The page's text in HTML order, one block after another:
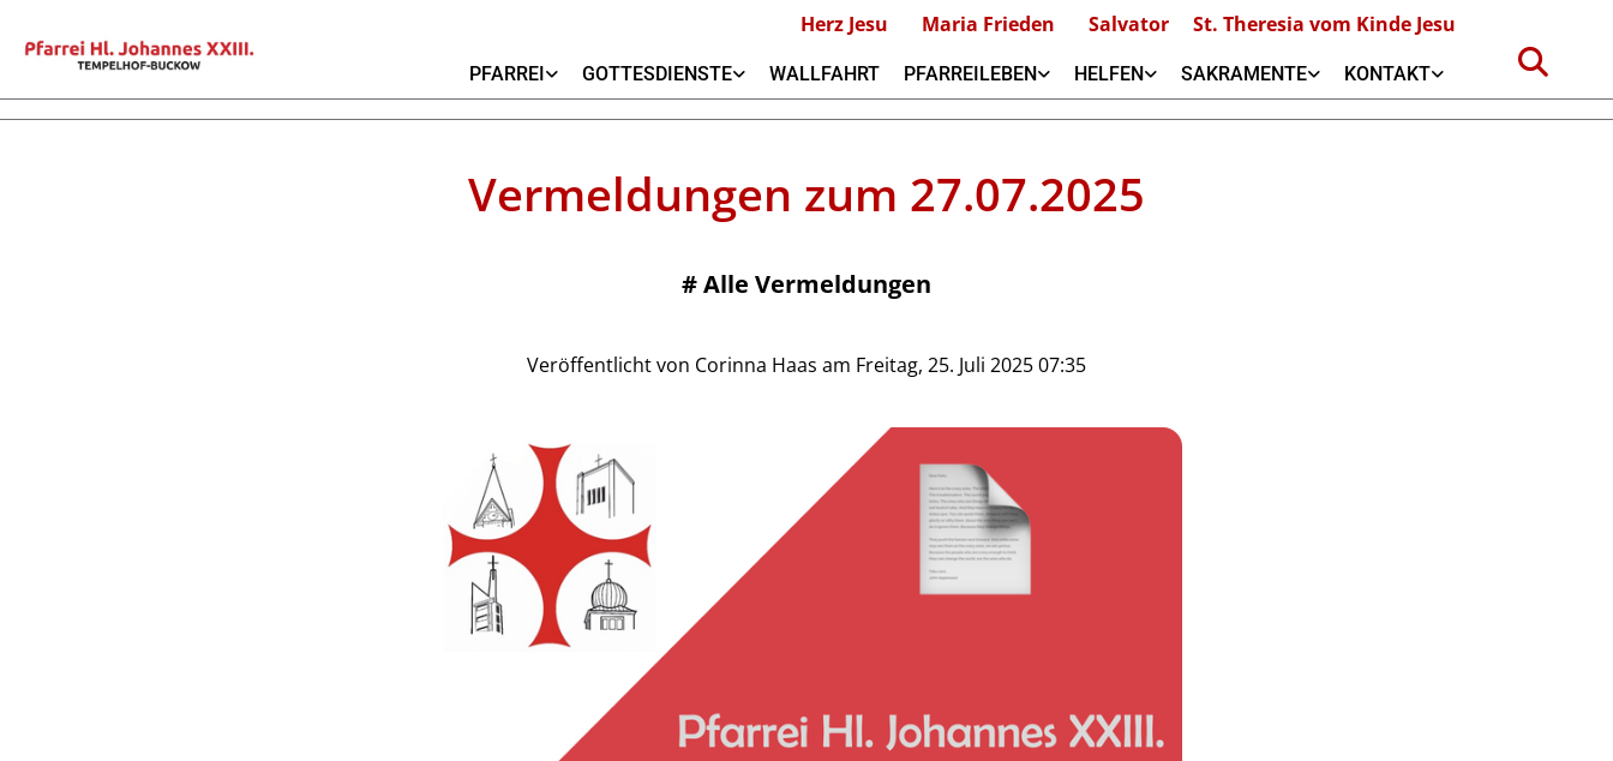
Herz Jesu Maria Frieden Salvator St. Theresia vom Kinde Jesu
PFARREI GOTTESDIENSTE WALLFAHRT PFARREILEBEN HELFEN SAKRAMENTE KONTAKT
Vermeldungen zum 27.07.2025
#Alle Vermeldungen
Veröffentlicht von Corinna Haas am Freitag, 25. Juli 2025 07:35